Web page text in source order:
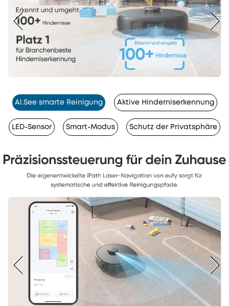
Al.See smarte Reinigung Aktive Hinderniserkennung
LED-Sensor Smart-Modus Schutz der Privatsphäre